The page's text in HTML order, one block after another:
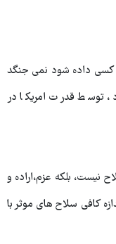
کسی داده شود نمی جنگد
توسط قدرت امریکا در
نیست، بلکه عزم،اراده و
کافی سلاح های موثر با